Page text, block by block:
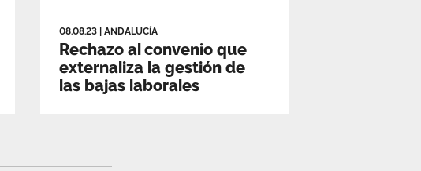
08.08.23 |ANDALUCÍA
Rechazo al convenio que
externaliza la gestión de
las bajas laborales